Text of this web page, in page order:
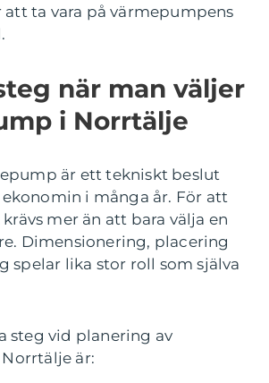
ta vara på värmepumpens
när man väljer
i Norrtälje
är ett tekniskt beslut
i många år. För att
mer än att bara välja en
Dimensionering, placering
spelar lika stor roll som själva
steg vid planering av
är: